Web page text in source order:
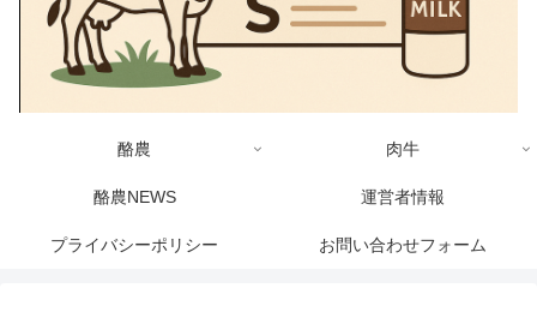
酪農 肉牛
酪農NEWS 運営者情報
プライバシーポリシー お問い合わせフォーム